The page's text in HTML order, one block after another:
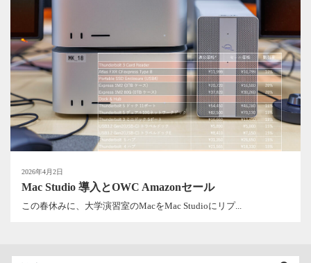
2026年4月2日
Mac Studio 導入とOWC Amazonセール
この春休みに、大学演習室のMacをMac Studioにリプ...